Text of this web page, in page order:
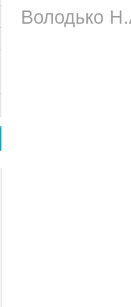
Володько